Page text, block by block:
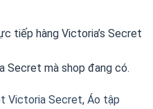
tiếp hàng Victoria’s Secret
Secret mà shop đang có.
Victoria Secret, Áo tập